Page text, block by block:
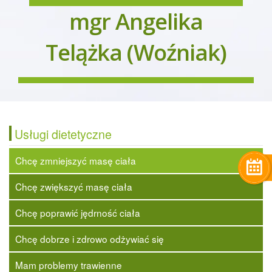
mgr Angelika
Telążka (Woźniak)
Usługi dietetyczne
Chcę zmniejszyć masę ciała
Chcę zwiększyć masę ciała
Chcę poprawić jędrność ciała
Chcę dobrze i zdrowo odżywiać się
Mam problemy trawienne